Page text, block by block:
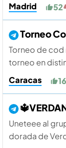
Madrid
52
Torneo
Torneo de
torneo en
Caracas
16
Uneteee al
dorada de